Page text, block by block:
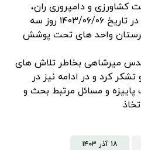
کشاورزی و دامپروری ران،
جلسه کمیته تخصصی تولید در تاریخ ۱۴۰۳/۰۶/۰۶ روز سه
واحد های تحت پوشش
میرشاهی بخاطر تلاش های
تشکر کرد و در ادامه نیز در
و مسائل مرتبط بحث و
۱۸ آذر ۱۴۰۳